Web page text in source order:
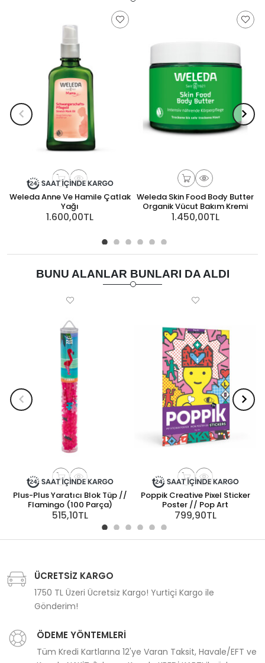
Weleda Anne Ve Hamile Çatlak
Yağı
1.600,00TL
Weleda Skin Food Body Butter
Organik Vücut Bakım Kremi
1.450,00TL
BUNU ALANLAR BUNLARI DA ALDI
Plus-Plus Yaratıcı Blok Tüp //
Flamingo (100 Parça)
515,10TL
Poppik Creative Pixel Sticker
Poster // Pop Art
799,90TL
ÜCRETSİZ KARGO
1750 TL Üzeri Ücretsiz Kargo! Yurtiçi Kargo ile
Gönderim!
ÖDEME YÖNTEMLERİ
Tüm Kredi Kartlarına 12'ye Varan Taksit, Havale/EFT ve